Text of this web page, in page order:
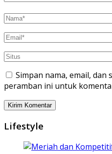
Simpan nama, email, dan
peramban ini untuk
Lifestyle